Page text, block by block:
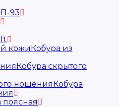
93
Кобура из
Кобура скрытого
Кобура
поясная